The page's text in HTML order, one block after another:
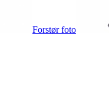
Forstør foto